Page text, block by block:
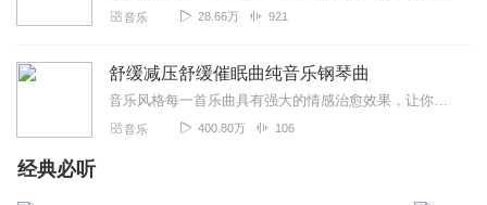
音乐 28.66万 921
舒缓减压舒缓催眠曲纯音乐钢琴曲
音乐风格每一首乐曲具有强大的情感治愈效果，让你的耳膜与心灵，能24小时随时随地得到舒缓、安静、放空、悠闲、优美、放松、慵懒、舒适的按摩体验。每一首都不容错过。...
音乐 400.80万 106
经典必听